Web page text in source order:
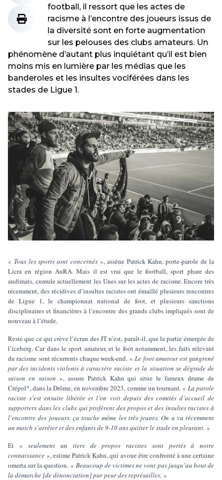
football, il ressort que les actes de
racisme à l’encontre des joueurs issus de
la diversité sont en forte augmentation
sur les pelouses des clubs amateurs. Un
phénomène d’autant plus inquiétant qu’il est bien
moins mis en lumière par les médias que les
banderoles et les insultes vociférées dans les
stades de Ligue 1.
« Tous les sports sont concernés», assène Patrick Kahn, porte-parole de la
Licra en région AuRA. Mais il est vrai que le football, sport phare des
audimats, cumule actuellement les Unes sur les actes de racisme. Encore très
récemment, des récidives d’insultes racistes ont émaillé plusieurs rencontres
de Ligue 1, le championnat national de foot, et plusieurs sanctions
disciplinaires et financières à l’encontre des grands clubs impliqués sont de
nouveau à l’étude.
Reste que ce qui crève l’écran des JT n’est, paraît-il, que la partie émergée de
l’iceberg. Car dans le sport amateur, et le foot notamment, les faits relevant
du racisme sont récurrents chaque week-end. «Le foot amateur est gangrené
par des incidents violents à caractère raciste et la situation se dégrade de
saison en saison », assure Patrick Kahn qui situe le fameux drame de
Crépol*, dans la Drôme, en novembre 2023, comme un tournant. « La parole
raciste s’est ensuite libérée et l’on voit depuis des comités d’accueil de
supporters dans les clubs qui profèrent des propos et des insultes racistes à
l’encontre des joueurs. ça touche même les très jeunes. On a vu récemment
un match s’arrêter et des enfants de 9-10 ans quitter le stade en pleurant. »
Et «seulement un tiers de propos racistes sont portés à notre
connaissance », estime Patrick Kahn, qui avoue être confronté à une certaine
omerta sur la question. « Beaucoup de victimes ne vont pas jusqu’au bout de
la démarche [de dénonciation] par peur des représailles. »